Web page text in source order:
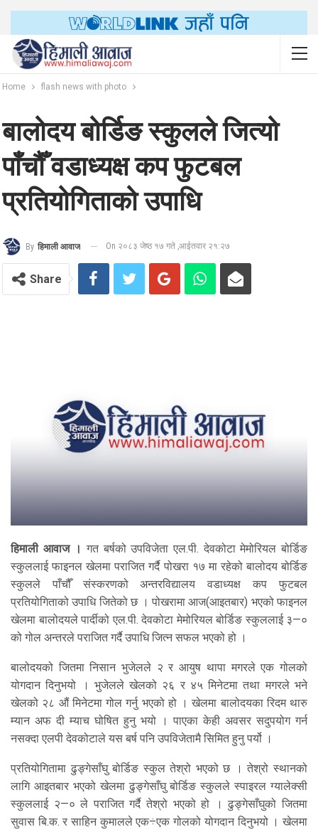
Home flash news with photo
बालोदय बोर्डिङ स्कुलले जित्यो
पाँचौँ वडाध्यक्ष कप फुटबल
प्रतियोगिताको उपाधि
By हिमाली आवाज On २०८३ जेष्ठ १७ गते ,आईतवार २१:२७
Share
हिमाली आवाज । गत बर्षको उपविजेता एल.पी. देवकोटा मेमोरियल बोर्डिङ
स्कुललाई फाइनल खेलमा पराजित गर्दै पोखरा १७ मा रहेको बालोदय बोर्डिङ
स्कुलले पाँचौँ संस्करणको अन्तरविद्यालय वडाध्यक्ष कप फुटबल
प्रतियोगिताको उपाधि जितेको छ । पोखरामा आज(आइतबार) भएको फाइनल
खेलमा बालोदयले पार्दीको एल.पी. देवकोटा मेमोरियल बोर्डिङ स्कुललाई ३—०
को गोल अन्तरले पराजित गर्दै उपाधि जित्न सफल भएको हो ।
बालोदयको जितमा निसान भुजेलले २ र आयुष थापा मगरले एक गोलको
योगदान दिनुभयो । भुजेलले खेलको २६ र ४५ मिनेटमा तथा मगरले भने
खेलको २८ औं मिनेटमा गोल गर्नु भएको हो । खेलमा बालोदयका रिदम थारु
म्यान अफ दी म्याच घोषित हुनु भयो । पाएका केही अवसर सदुपयोग गर्न
नसक्दा एलपी देवकोटाले यस बर्ष पनि उपविजेतामै सिमित हुनु पर्यो ।
प्रतियोगितामा ढुङ्गेसाँघु बोर्डिङ स्कुल तेश्रो भएको छ । तेश्रो स्थानको
लागि आइतबार भएको खेलमा ढुङ्गेसाँघु बोर्डिङ स्कुलले स्पाइरल ग्यालेक्सी
स्कुललाई २—० ले पराजित गर्दै तेश्रो भएको हो । ढुङ्गेसाँघुको जितमा
सुवास बि.क. र साहिन कुमालले एक÷एक गोलको योगदान दिनुभयो । खेलमा